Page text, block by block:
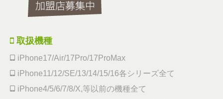
取扱機種
iPhone17/Air/17Pro/17ProMax
iPhone11/12/SE/13/14/15/16各シリーズ全て
iPhone4/5/6/7/8/X,等以前の機種全て